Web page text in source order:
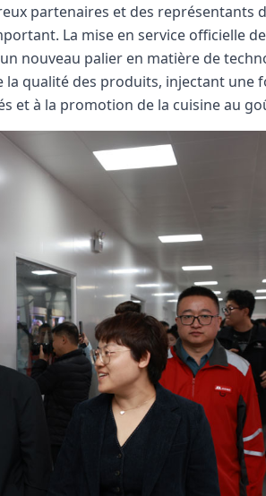
partenaires et des représentants
La mise en service officielle
nouveau palier en matière de
qualité des produits, injectant une
et à la promotion de la cuisine au